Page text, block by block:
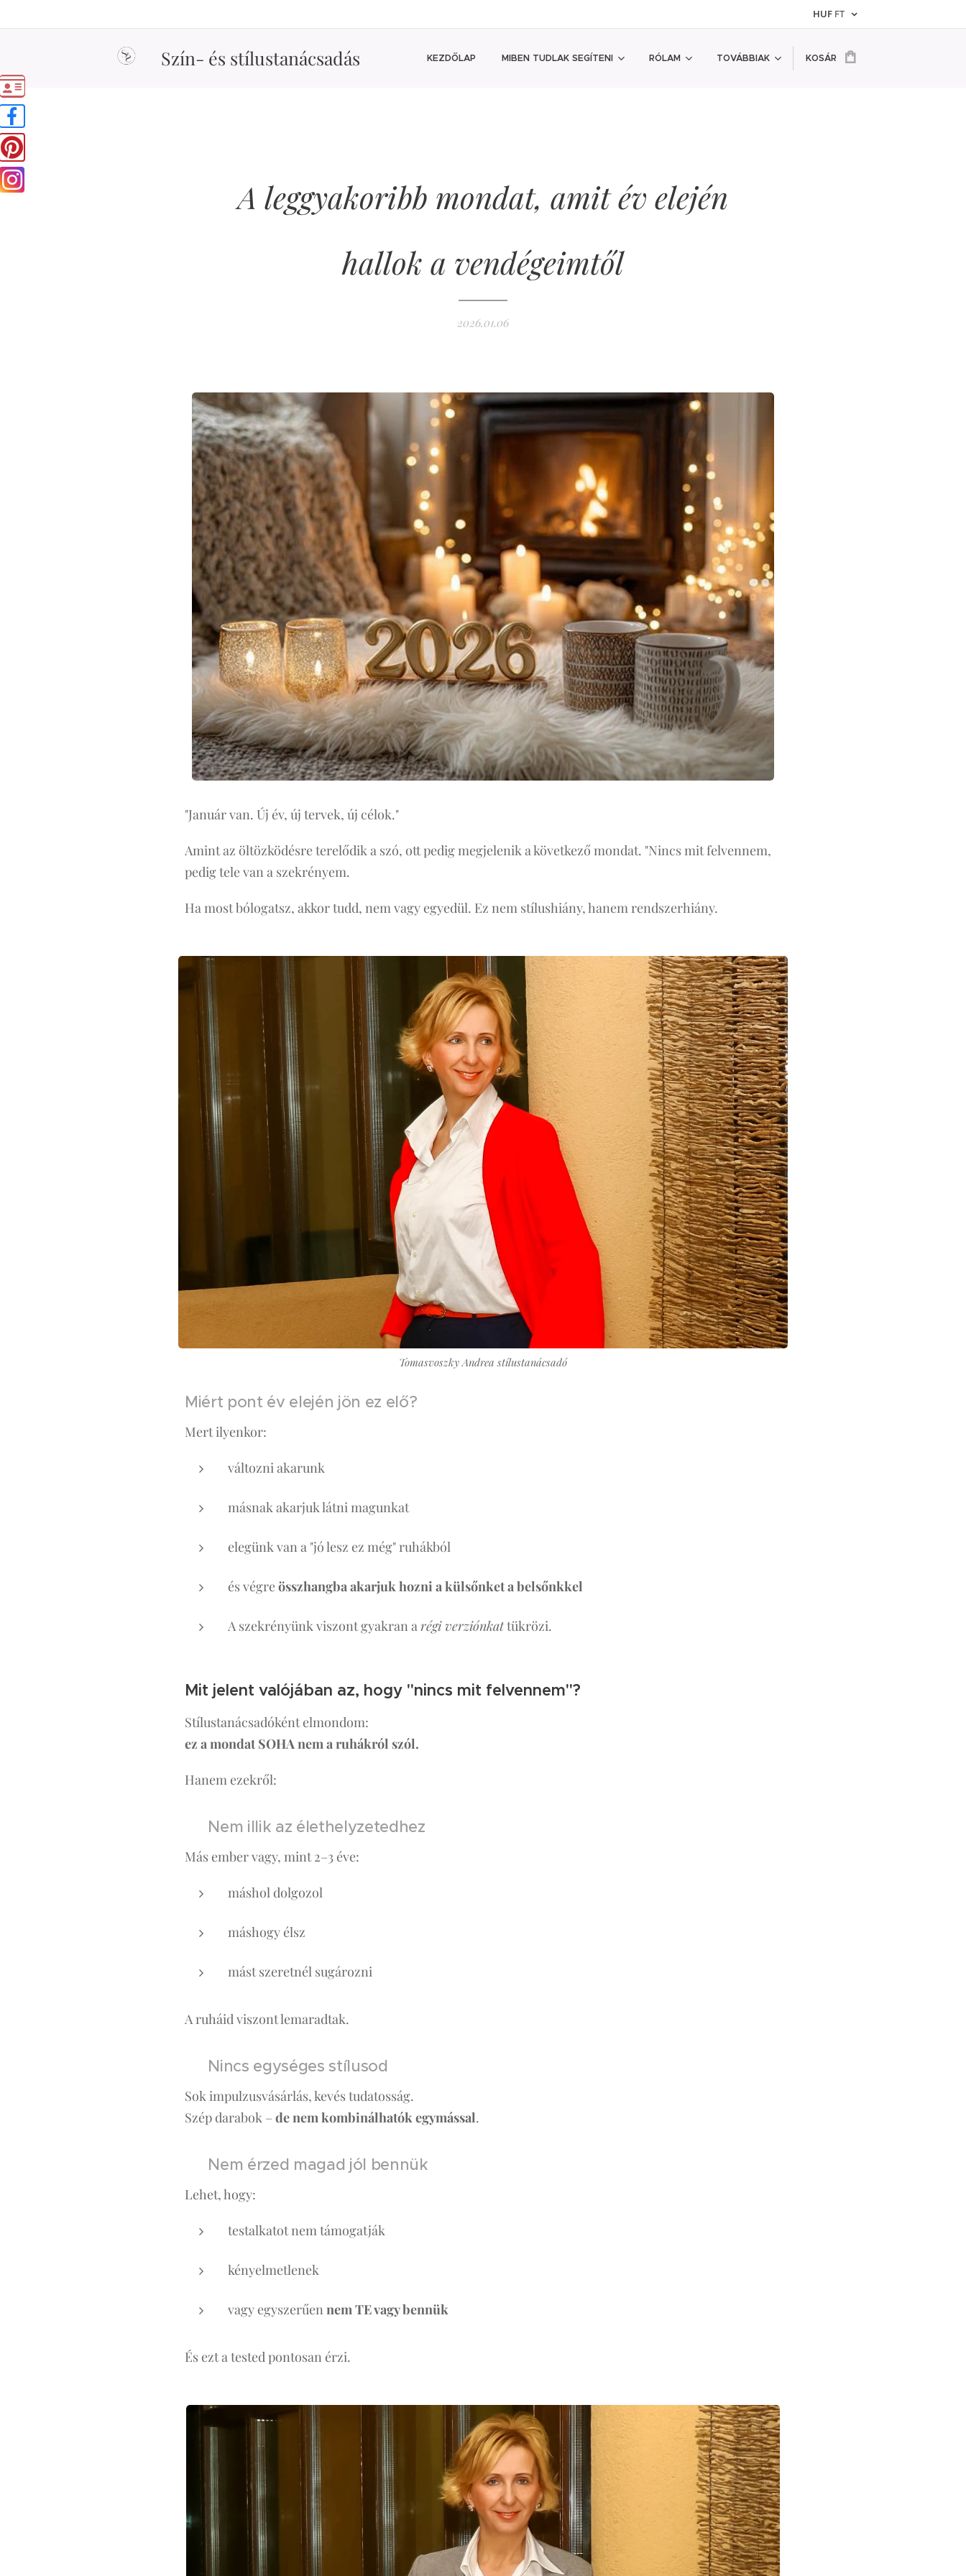
HUF FT
Szín- és stílustanácsadás KEZDŐLAP MIBEN TUDLAK SEGÍTENI RÓLAM TOVÁBBIAK KOSÁR
A leggyakoribb mondat, amit év elején
hallok a vendégeimtől
2026.01.06
"Január van. Új év, új tervek, új célok."
Amint az öltözködésre terelődik a szó, ott pedig megjelenik a következő mondat. "Nincs mit felvennem,
pedig tele van a szekrényem.
Ha most bólogatsz, akkor tudd, nem vagy egyedül. Ez nem stílushiány, hanem rendszerhiány.
Tomasvoszky Andrea stílustanácsadó
Miért pont év elején jön ez elő?
Mert ilyenkor:
változni akarunk
másnak akarjuk látni magunkat
elegünk van a "jó lesz ez még" ruhákból
és végreösszhangba akarjuk hozni a külsőnket a belsőnkkel
A szekrényünk viszont gyakran a régi verziónkattükrözi.
Mit jelent valójában az, hogy "nincs mit felvennem"?
Stílustanácsadóként elmondom:
ez a mondat SOHA nem a ruhákról szól.
Hanem ezekről:
❌ Nem illik az élethelyzetedhez
Más ember vagy, mint 2–3 éve:
máshol dolgozol
máshogy élsz
mást szeretnél sugározni
A ruháid viszont lemaradtak.
❌ Nincs egységes stílusod
Sok impulzusvásárlás, kevés tudatosság.
Szép darabok – de nem kombinálhatók egymással.
❌ Nem érzed magad jól bennük
Lehet, hogy:
testalkatot nem támogatják
kényelmetlenek
vagy egyszerűen nem TE vagy bennük
És ezt a tested pontosan érzi.